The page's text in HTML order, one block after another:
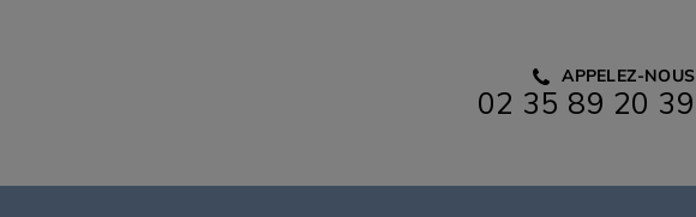
APPELEZ-NOUS
02 35 89 20 39